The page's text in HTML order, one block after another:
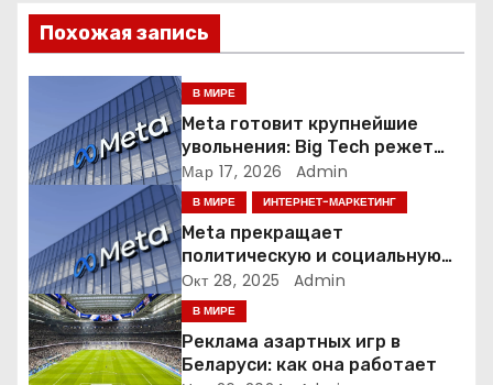
ц
и
п
з
а
п
Похожая запись
В МИРЕ
Meta готовит крупнейшие
увольнения: Big Tech режет
людей ради искусственного
интеллекта
Мар 17, 2026 Admin
В МИРЕ ИНТЕРНЕТ-МАРКЕТИНГ
Meta прекращает
политическую и социальную
рекламу в ЕС. Почему это
меняет рынок цифровой
рекламы?
Окт 28, 2025 Admin
В МИРЕ
Реклама азартных игр в
Беларуси: как она работает